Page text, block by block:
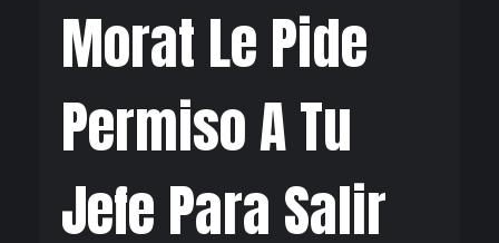
Morat Le Pide
Permiso A Tu
Jefe Para Salir